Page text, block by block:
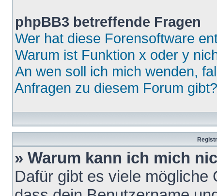
phpBB3 betreffende Fragen
Wer hat diese Forensoftware
Warum ist Funktion x oder y
An wen soll ich mich wenden,
Anfragen zu diesem Forum gibt?
» Warum kann ich mich
Dafür gibt es viele